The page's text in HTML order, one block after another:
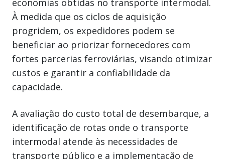
À medida que os ciclos de aquisição
progridem, os expedidores podem se
beneficiar ao priorizar fornecedores com
fortes parcerias ferroviárias, visando otimizar
custos e garantir a confiabilidade da
capacidade.
A avaliação do custo total de desembarque, a
identificação de rotas onde o transporte
intermodal atende às necessidades de
transporte público e a implementação de